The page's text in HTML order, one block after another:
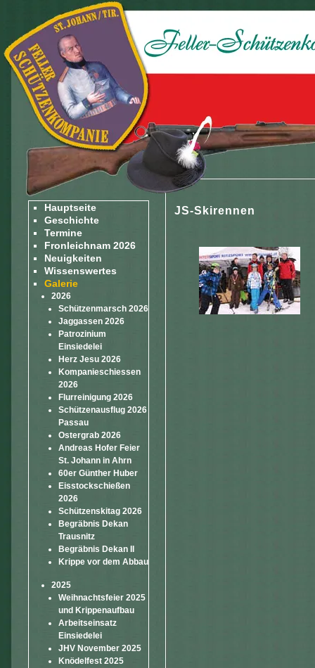
Hauptseite
Geschichte
Termine
Fronleichnam 2026
Neuigkeiten
Wissenswertes
Galerie
2026
Schützenmarsch 2026
Jaggassen 2026
Patrozinium
Einsiedelei
Herz Jesu 2026
Kompanieschiessen
2026
Flurreinigung 2026
Schützenausflug 2026
Passau
Ostergrab 2026
Andreas Hofer Feier
St. Johann in Ahrn
60er Günther Huber
Eisstockschießen
2026
Schützenskitag 2026
Begräbnis Dekan
Trausnitz
Begräbnis Dekan II
Krippe vor dem Abbau
2025
Weihnachtsfeier 2025
und Krippenaufbau
Arbeitseinsatz
Einsiedelei
JHV November 2025
Knödelfest 2025
JS-Skirennen